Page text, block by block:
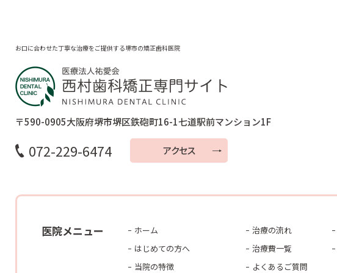
お口に合わせた丁寧な治療をご提供する堺市の矯正歯科医院
〒590-0905大阪府堺市堺区鉄砲町16-1七道駅前マンション1F
072-229-6474 アクセス
医院メニュー
ホーム
はじめての方へ
当院の特徴
治療の流れ
治療費一覧
よくあるご質問